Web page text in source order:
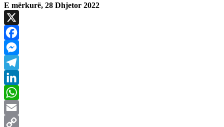
E mërkurë, 28 Dhjetor 2022
X
Facebook
Messenger
Telegram
LinkedIn
WhatsApp
Email